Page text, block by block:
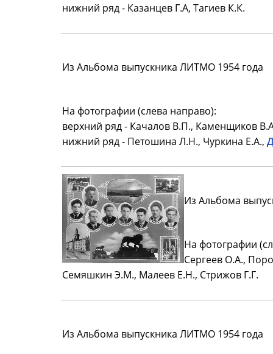
нижний ряд - Казанцев Г.А, Тагиев К.К.
Из Альбома выпускника ЛИТМО 1954 года
На фотографии (слева направо):
верхний ряд - Качалов В.П., Каменщиков
нижний ряд - Петошина Л.Н., Чуркина Е.А.,
Из Альбома
На фотографии
Сергеев О.А.,
Семяшкин Э.М., Малеев Е.Н., Стрижов Г.Г.
Из Альбома выпускника ЛИТМО 1954 года